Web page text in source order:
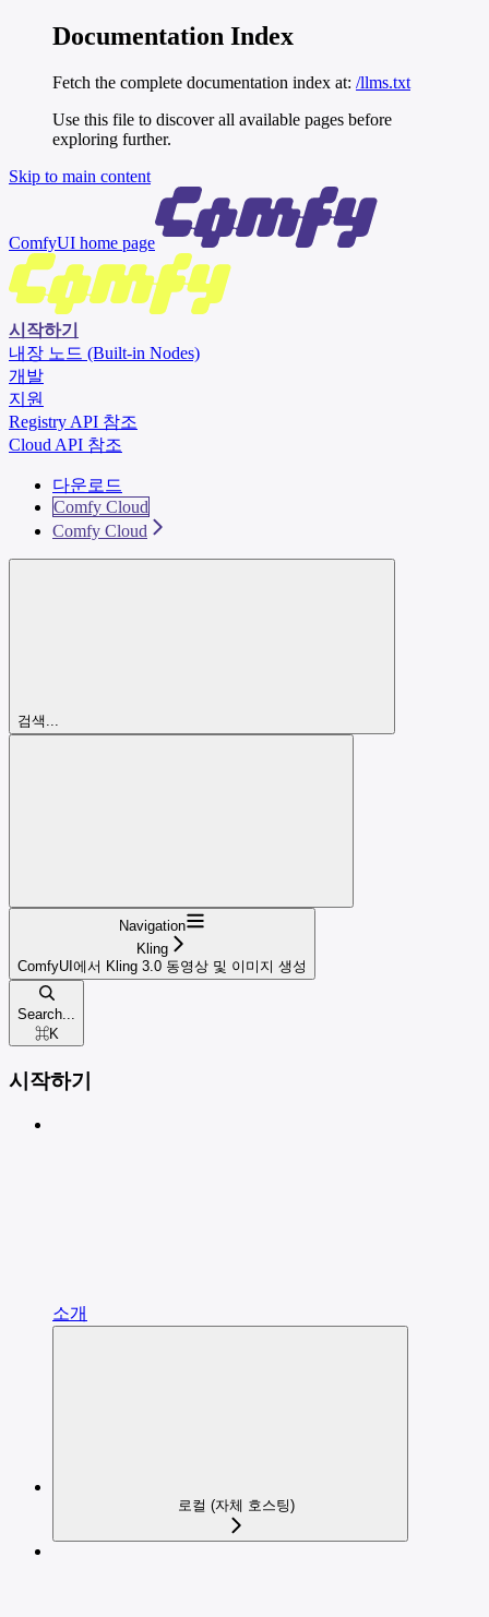
Documentation Index
Fetch the complete documentation index at: /llms.txt
Use this file to discover all available pages before
exploring further.
Skip to main content
ComfyUI home page
시작하기
내장 노드 (Built-in Nodes)
개발
지원
Registry API 참조
Cloud API 참조
다운로드
Comfy Cloud
Comfy Cloud
검색...
Navigation
Kling
ComfyUI에서 Kling 3.0 동영상 및 이미지 생성
Search...
⌘K
시작하기
소개
로컬 (자체 호스팅)